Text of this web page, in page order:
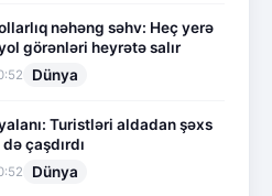
nəhəng səhv: Heç yerə
görənləri heyrətə salır
Dünya
Turistləri aldadan şəxs
çaşdırdı
Dünya